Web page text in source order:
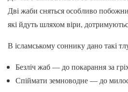
Дві жаби сняться особливо
які йдуть шляхом віри,
В ісламському соннику дано такі
Безліч жаб — до покарання за
Спіймати земноводне — до